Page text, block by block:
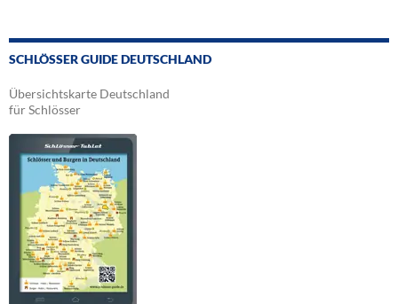
SCHLÖSSER GUIDE DEUTSCHLAND
Übersichtskarte Deutschland
für Schlösser